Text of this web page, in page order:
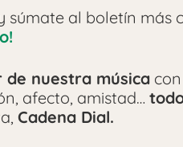
súmate al boletín más
de nuestra música con
afecto, amistad…
Cadena Dial.